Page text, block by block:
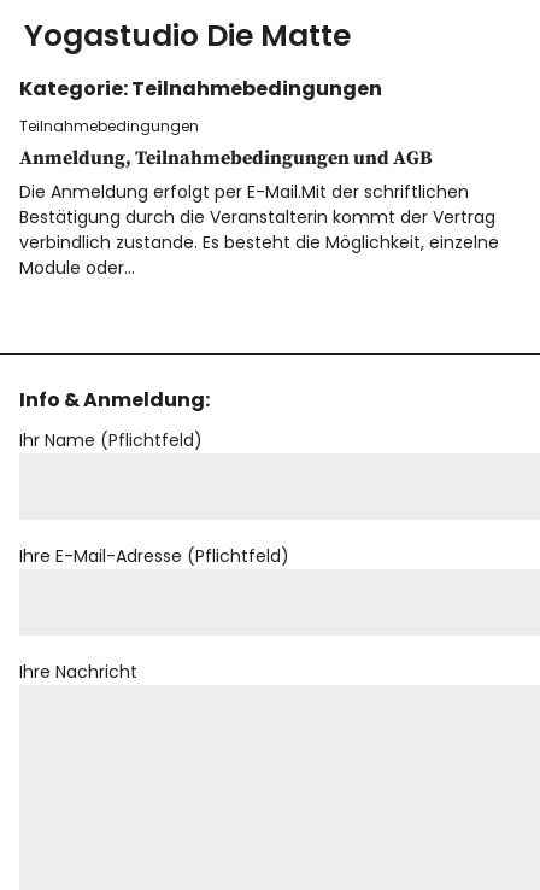
Yogastudio Die Matte
Yoga
Ausbildung
Kurse & Workshops
Energiearbeit
AGB
Rezensionen
InstagramFacebook
Kategorie:Teilnahmebedingungen
Teilnahmebedingungen
Anmeldung, Teilnahmebedingungen und AGB
Die Anmeldung erfolgt per E-Mail.Mit der schriftlichen
Bestätigung durch die Veranstalterin kommt der Vertrag
verbindlich zustande. Es besteht die Möglichkeit, einzelne
Module oder…
Info & Anmeldung:
Ihr Name (Pflichtfeld)
Ihre E-Mail-Adresse (Pflichtfeld)
Ihre Nachricht